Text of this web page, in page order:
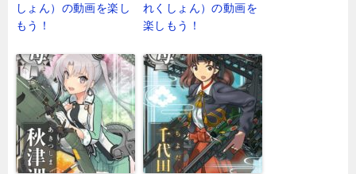
しょん）の動画を楽し
もう！
れくしょん）の動画を
楽しもう！